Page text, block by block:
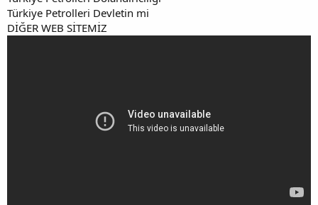
Türkiye Petrolleri Devletin mi
DİĞER WEB SİTEMİZ